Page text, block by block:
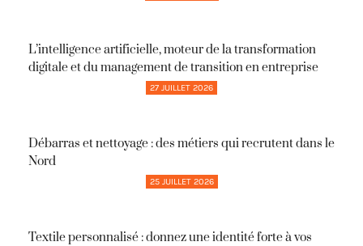
L’intelligence artificielle, moteur de la transformation
digitale et du management de transition en entreprise
27 JUILLET 2026
Débarras et nettoyage : des métiers qui recrutent dans le
Nord
25 JUILLET 2026
Textile personnalisé : donnez une identité forte à vos